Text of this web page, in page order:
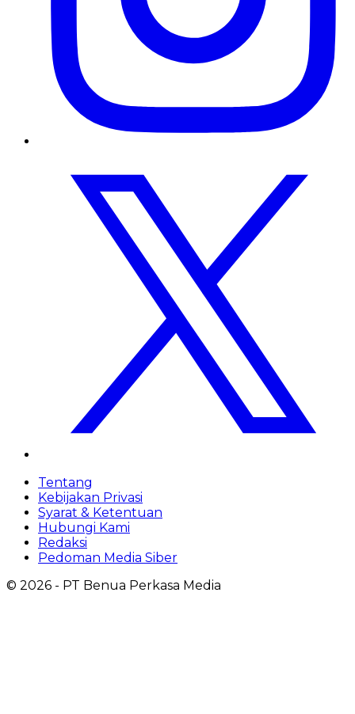
Tentang
Kebijakan Privasi
Syarat & Ketentuan
Hubungi Kami
Redaksi
Pedoman Media Siber
© 2026 - PT Benua Perkasa Media